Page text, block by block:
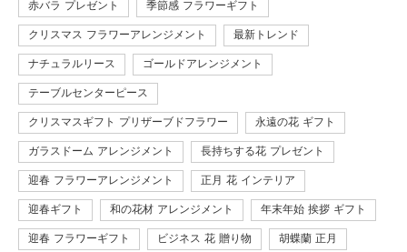
赤バラ プレゼント 季節感 フラワーギフト
クリスマス フラワーアレンジメント 最新トレンド
ナチュラルリース ゴールドアレンジメント
テーブルセンターピース
クリスマスギフト プリザーブドフラワー 永遠の花 ギフト
ガラスドーム アレンジメント 長持ちする花 プレゼント
迎春 フラワーアレンジメント 正月 花 インテリア
迎春ギフト 和の花材 アレンジメント 年末年始 挨拶 ギフト
迎春 フラワーギフト ビジネス 花 贈り物 胡蝶蘭 正月